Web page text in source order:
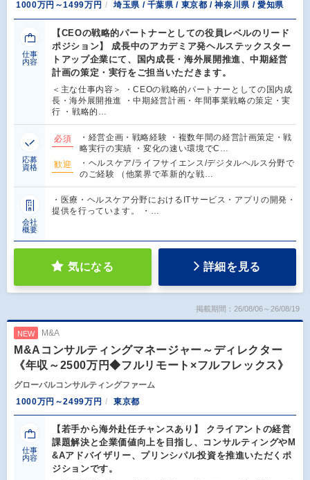
1000万円～1499万円 埼玉県 / 千葉県 / 東京都 / 神奈川県 / 愛知県
仕事
内容
【CEOの戦略的パートナーとしての役員レベルのリード
ポジション】 成長中のアカデミア発ヘルステックスター
トアップ企業にて、国内成長・海外展開推進、中期経営
計画の策定・実行をご担当いただきます。
＜主な仕事内容＞ ・CEOの戦略的パートナーとしての国内成
長・海外展開推進 ・中期経営計画・年間事業戦略の策定・実
行 ・戦略的…
応募
資格
必須
・経営企画・戦略経験 ・複数年間の経営計画策定・戦
略実行の実績 ・変化の速い環境でC…
歓迎
・ヘルスケア/ライフサイエンス/デジタルヘルス分野で
のご経験 （他業界で革新的な戦…
会社
概要
・医療・ヘルスケア分野におけるITサービス・アプリの開発・
提供を行っています。 ・…
気になる 詳細を見る
掲載期間：26/08/06～26/08/19
NEW M&A
M&Aコンサルティングマネージャー～ディレクター
《年収～2500万円◆フルリモート×フルフレックス》
グローバルコンサルティングファーム
1000万円～2499万円
東京都
仕事
内容
【若手から海外赴任チャンスあり】 クライアントの経営
課題解決と企業価値向上を目指し、コンサルティングやM
&Aアドバイザリー、プリンシパル投資を推進いただくポ
ジションです。